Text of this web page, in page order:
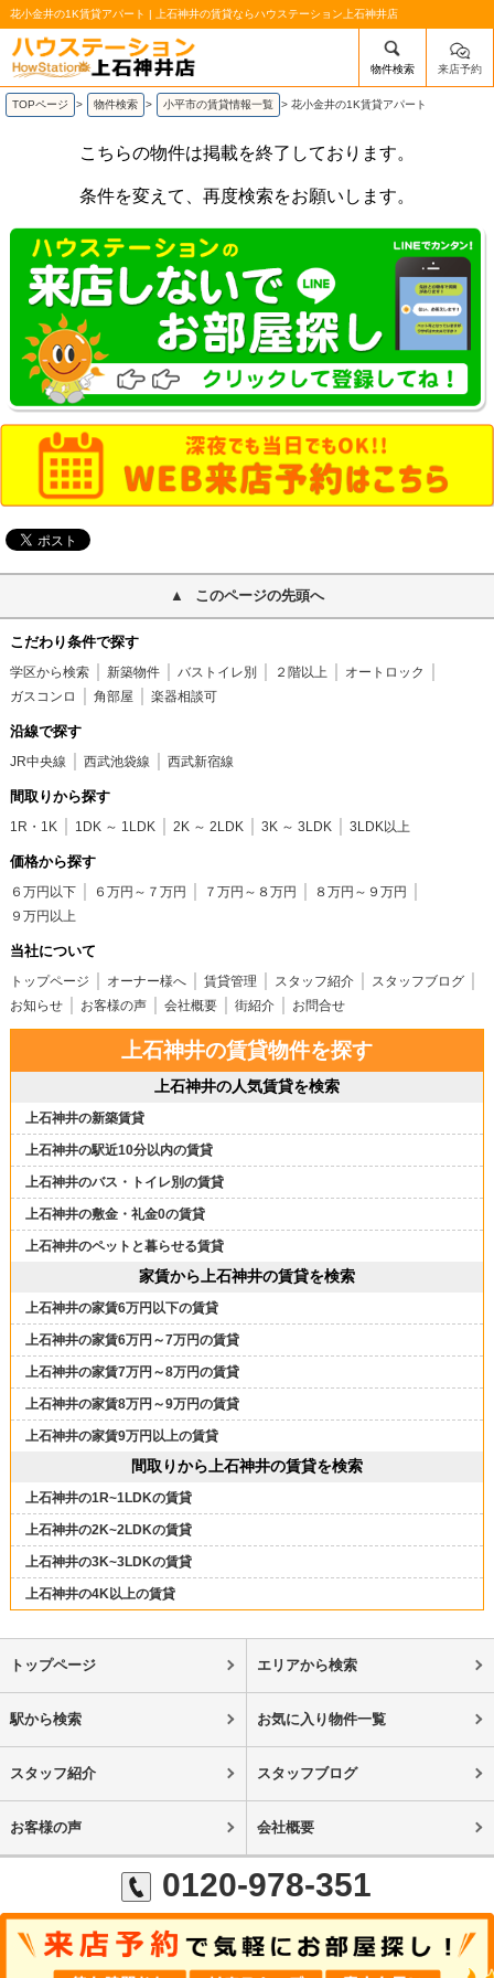
花小金井の1K賃貸アパート | 上石神井の賃貸ならハウステーション上石神井店
/mobile_img/head-logo.png
物件検索 来店予約
TOPページ > 物件検索 > 小平市の賃貸情報一覧 > 花小金井の1K賃貸アパート
こちらの物件は掲載を終了しております。
条件を変えて、再度検索をお願いします。
このページの先頭へ
こだわり条件で探す
学区から検索 新築物件 バストイレ別 ２階以上
オートロック
ガスコンロ
角部屋 楽器相談可
沿線で探す
JR中央線 西武池袋線 西武新宿線
間取りから探す
1R・1K 1DK ～ 1LDK 2K ～ 2LDK 3K ～ 3LDK 3LDK以上
価格から探す
６万円以下 ６万円～７万円 ７万円～８万円
８万円～９万円
９万円以上
当社について
トップページ オーナー様へ 賃貸管理 スタッフ紹介
スタッフブログ
お知らせ
お客様の声 会社概要 街紹介 お問合せ
上石神井の賃貸物件を探す
上石神井の人気賃貸を検索
上石神井の新築賃貸
上石神井の駅近10分以内の賃貸
上石神井のバス・トイレ別の賃貸
上石神井の敷金・礼金0の賃貸
上石神井のペットと暮らせる賃貸
家賃から上石神井の賃貸を検索
上石神井の家賃6万円以下の賃貸
上石神井の家賃6万円～7万円の賃貸
上石神井の家賃7万円～8万円の賃貸
上石神井の家賃8万円～9万円の賃貸
上石神井の家賃9万円以上の賃貸
間取りから上石神井の賃貸を検索
上石神井の1R~1LDKの賃貸
上石神井の2K~2LDKの賃貸
上石神井の3K~3LDKの賃貸
上石神井の4K以上の賃貸
トップページ エリアから検索
駅から検索 お気に入り物件一覧
スタッフ紹介 スタッフブログ
お客様の声 会社概要
0120-978-351